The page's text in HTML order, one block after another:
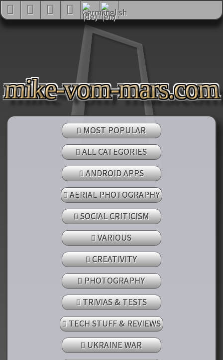
mike-vom-mars.com
MOST POPULAR
ALL CATEGORIES
ANDROID APPS
AERIAL PHOTOGRAPHY
SOCIAL CRITICISM
VARIOUS
CREATIVITY
PHOTOGRAPHY
TRIVIAS & TESTS
TECH STUFF & REVIEWS
UKRAINE WAR